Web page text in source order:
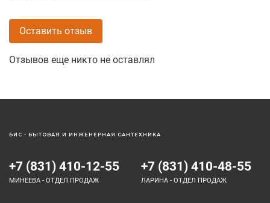
Отзывов еще никто не оставлял
Оставить отзыв
+7 (831) 410-12-55
МИНЕЕВА - ОТДЕЛ ПРОДАЖ
+7 (831) 410-48-55
ЛАРИНА - ОТДЕЛ ПРОДАЖ
БИС - БЫТОВАЯ И ИНЖЕНЕРНАЯ САНТЕХНИКА